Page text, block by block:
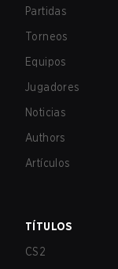
Partidas
Torneos
Equipos
Jugadores
Noticias
Authors
Artículos
TÍTULOS
CS2